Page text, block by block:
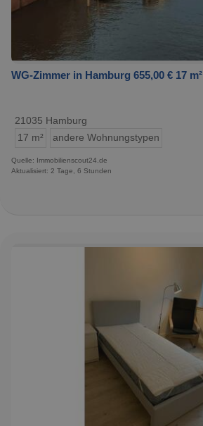
WG-Zimmer in Hamburg 655,00 € 17 m²
21035 Hamburg
17 m²
andere Wohnungstypen
Quelle: Immobilienscout24.de
Aktualisiert: 2 Tage, 6 Stunden